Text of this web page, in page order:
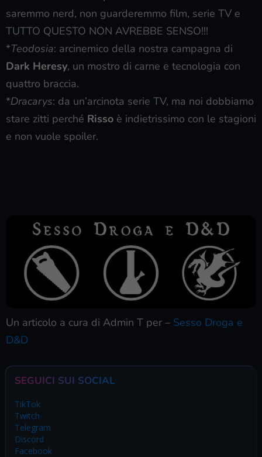
saremmo nerd, non guarderemmo film, serie TV e
TUTTO QUESTO NON AVREBBE SENSO!!!
*Teodosia: arcinemico della nostra campagna di
Dark Heresy, un mostro di carne e tecnologia con
quattro braccia.
*Dracarys: da un’arcinota serie TV, ma noi dobbiamo
stare zitti perché Risso è indietrissimo con le stagioni
e non vuole spoiler.
Un articolo a cura di Admin T per – Sesso Droga e
D&D
SEGUICI SUI SOCIAL
TikTok
Twitch
Telegram
Discord
Facebook